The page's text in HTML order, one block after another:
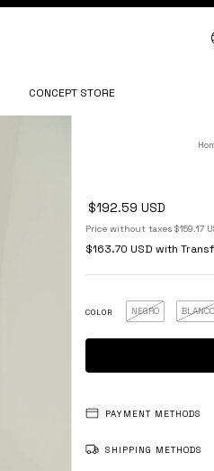
CONCEPT STORE
$192.59 USD
Price without taxes $159.17
$163.70 USD with
COLOR NEGRO BLANCO
PAYMENT METHODS
SHIPPING METHODS